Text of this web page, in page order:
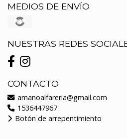
MEDIOS DE ENVÍO
NUESTRAS REDES
CONTACTO
amanoalfareria@gmail.com
1536447967
Botón de arrepentimiento